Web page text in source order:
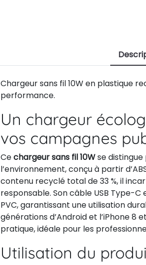
Chargeur sans fil 10W en plastique
performance.
Un chargeur
vos campagnes
Cechargeur sans fil 10Wse
l’environnement, conçu à partir
contenu recyclé total de 33 %, il
responsable. Son câble USB Type-
PVC, garantissant une utilisation
générations d’Android et l’iPhone
pratique, idéale pour les
Utilisation du